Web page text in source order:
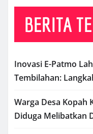
BERITA
Inovasi E-Patmo
Tembilahan:
Warga Desa Kopah
Diduga Melibatkan